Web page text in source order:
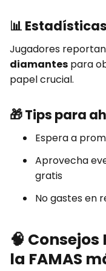
📊
Jugadores
diamantes para
papel crucial.
🎁Tips para
Espera a
Aprovecha
gratis
No gastes en
🧠 Consejos
la FAMAS